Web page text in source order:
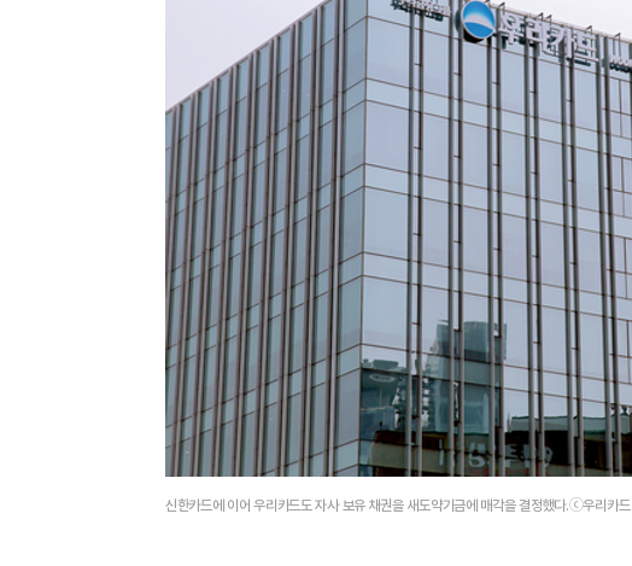
신한카드에 이어 우리카드도 자사 보유 채권을 새도약기금에 매각을 결정했다.ⓒ우리카드